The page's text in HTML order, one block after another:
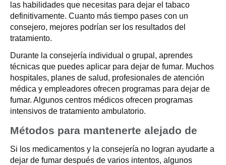
las habilidades que necesitas para dejar el tabaco
definitivamente. Cuanto más tiempo pases con un
consejero, mejores podrían ser los resultados del
tratamiento.
Durante la consejería individual o grupal, aprendes
técnicas que puedes aplicar para dejar de fumar. Muchos
hospitales, planes de salud, profesionales de atención
médica y empleadores ofrecen programas para dejar de
fumar. Algunos centros médicos ofrecen programas
intensivos de tratamiento ambulatorio.
Métodos para mantenerte alejado de
Si los medicamentos y la consejería no logran ayudarte a
dejar de fumar después de varios intentos, algunos